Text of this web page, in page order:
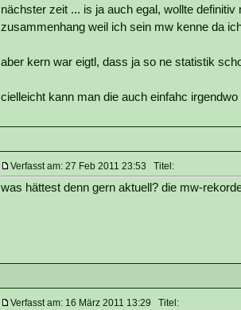
nächster zeit ... is ja auch egal, wollte
zusammenhang weil ich sein mw kenne da
aber kern war eigtl, dass ja so ne statistik
cielleicht kann man die auch einfahc
Verfasst am: 27 Feb 2011 23:53 Titel:
was hättest denn gern aktuell? die mw-
Verfasst am: 16 März 2011 13:29 Titel: